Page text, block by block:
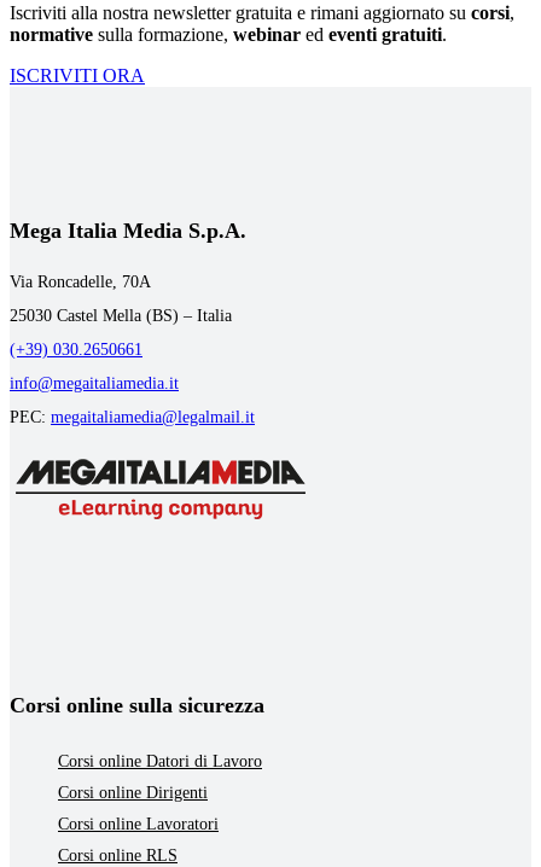
Iscriviti alla nostra newsletter gratuita e rimani aggiornato su corsi,
normative sulla formazione, webinar ed eventi gratuiti.
ISCRIVITI ORA
Mega Italia Media S.p.A.
Via Roncadelle, 70A
25030 Castel Mella (BS) – Italia
(+39) 030.2650661
info@megaitaliamedia.it
PEC: megaitaliamedia@legalmail.it
Corsi online sulla sicurezza
Corsi online Datori di Lavoro
Corsi online Dirigenti
Corsi online Lavoratori
Corsi online RLS